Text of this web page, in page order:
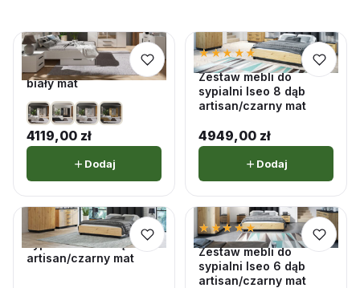
Zestaw mebli do
sypialni Molfetta 2
biały mat
4119,00 zł
Dodaj
★★★★★
★★★★★5,0 · 2 opinii
Zestaw mebli do
sypialni Iseo 8 dąb
artisan/czarny mat
4949,00 zł
Dodaj
Zestaw mebli do
sypialni Iseo 7 dąb
artisan/czarny mat
★★★★★
★★★★★5,0 · 4 opinii
Zestaw mebli do
sypialni Iseo 6 dąb
artisan/czarny mat